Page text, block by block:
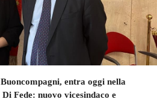
entra oggi nella
Fede: nuovo vicesindaco e